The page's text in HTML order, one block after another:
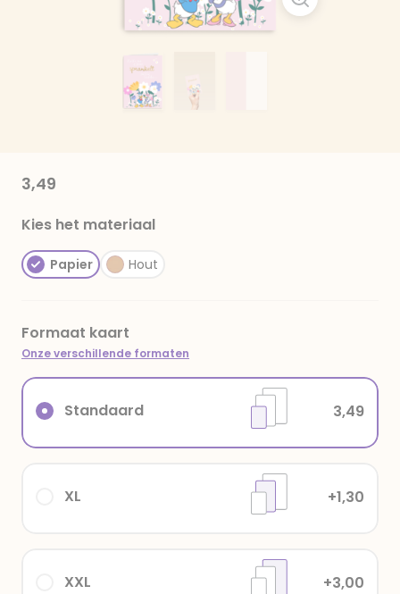
3,49
Kies het materiaal
Papier Hout
Formaat kaart
Onze verschillende formaten
XXL +3,00
XL +1,30
Standaard 3,49